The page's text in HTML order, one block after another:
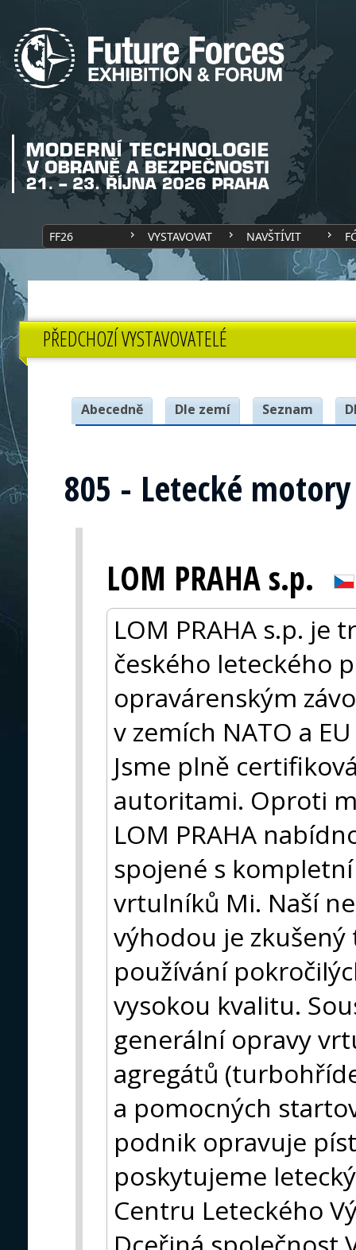
FF26 VYSTAVOVAT NAVŠTÍVIT
PŘEDCHOZÍ VYSTAVOVATELÉ
Abecedně Dle zemí Seznam
805 - Letecké motory
LOM PRAHA s.p.
LOM PRAHA s.p.
českého leteckého
opravárenským
v zemích NATO a
Jsme plně
autoritami. Oproti
LOM PRAHA
spojené s
vrtulníků Mi. Naší
výhodou je
používání
vysokou kvalitu.
generální opravy
agregátů
a pomocných
podnik opravuje
poskytujeme
Centru Leteckého